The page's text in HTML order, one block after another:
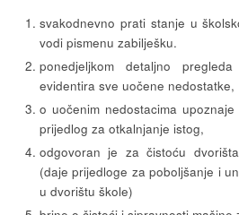
svakodnevno prati stanje u
vodi pismenu zabilješku.
ponedjeljkom detaljno
evidentira sve uočene nedostatke,
o uočenim nedostacima
prijedlog za otkalnjanje istog,
odgovoran je za čistoću
(daje prijedloge za poboljšanje i
u dvorištu škole)